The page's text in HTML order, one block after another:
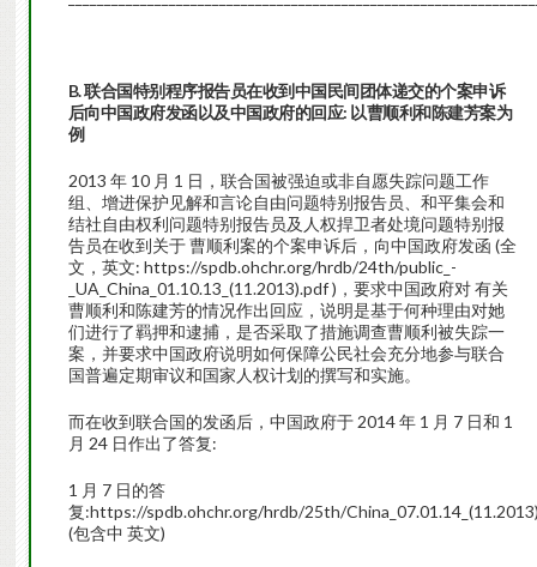
B. 联合国特别程序报告员在收到中国民间团体递交的个案申诉
后向中国政府发函以及中国政府的回应: 以曹顺利和陈建芳案为
例
2013 年 10 月 1 日，联合国被强迫或非自愿失踪问题工作
组、增进保护见解和言论自由问题特别报告员、和平集会和
结社自由权利问题特别报告员及人权捍卫者处境问题特别报
告员在收到关于 曹顺利案的个案申诉后，向中国政府发函 (全
文，英文: https://spdb.ohchr.org/hrdb/24th/public_-
_UA_China_01.10.13_(11.2013).pdf )，要求中国政府对 有关
曹顺利和陈建芳的情况作出回应，说明是基于何种理由对她
们进行了羁押和逮捕，是否采取了措施调查曹顺利被失踪一
案，并要求中国政府说明如何保障公民社会充分地参与联合
国普遍定期审议和国家人权计划的撰写和实施。
而在收到联合国的发函后，中国政府于 2014 年 1 月 7 日和 1
月 24 日作出了答复:
1 月 7 日的答
复:https://spdb.ohchr.org/hrdb/25th/
(包含中 英文)